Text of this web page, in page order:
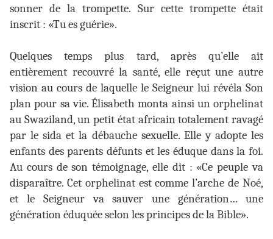
sonner de la trompette. Sur cette trompette était
inscrit : «Tu es guérie».
Quelques temps plus tard, après qu’elle ait
entièrement recouvré la santé, elle reçut une autre
vision au cours de laquelle le Seigneur lui révéla Son
plan pour sa vie. Élisabeth monta ainsi un orphelinat
au Swaziland, un petit état africain totalement ravagé
par le sida et la débauche sexuelle. Elle y adopte les
enfants des parents défunts et les éduque dans la foi.
Au cours de son témoignage, elle dit : «Ce peuple va
disparaître. Cet orphelinat est comme l’arche de Noé,
et le Seigneur va sauver une génération… une
génération éduquée selon les principes de la Bible».